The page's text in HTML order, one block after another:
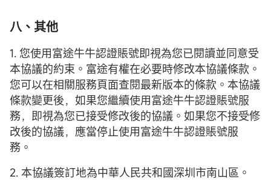
八、其他
1. 您使用富途牛牛認證賬號即視為您已閱讀並同意受
本協議的約束。富途有權在必要時修改本協議條款。
您可以在相關服務頁面查閱最新版本的條款。本協議
條款變更後，如果您繼續使用富途牛牛認證賬號服
務，即視為您已接受修改後的協議。如果您不接受修
改後的協議，應當停止使用富途牛牛認證賬號服
務。
2. 本協議簽訂地為中華人民共和國深圳市南山區。